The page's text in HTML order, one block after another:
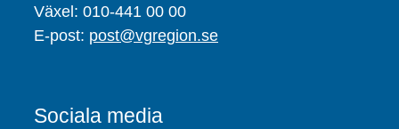
Växel: 010-441 00 00
E-post: post@vgregion.se
Sociala media